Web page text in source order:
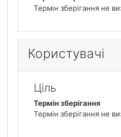
Термін зберігання не
Користувачі
Ціль
Термін зберігання
Термін зберігання не